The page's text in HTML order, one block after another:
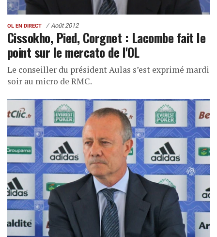
OL EN DIRECT Août 2012
Cissokho, Pied, Corgnet : Lacombe fait le
point sur le mercato de l'OL
Le conseiller du président Aulas s’est exprimé mardi
soir au micro de RMC.